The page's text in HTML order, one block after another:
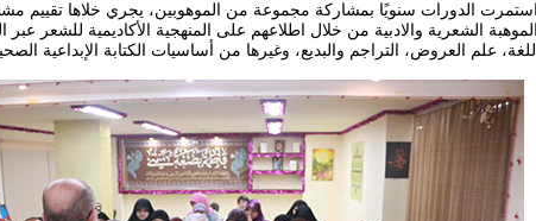
استمرت الدورات سنويًا بمشاركة مجموعة من الموهوبين، يجري خلاها تقييم
الموهبة الشعرية والادبية من خلال اطلاعهم على المنهجية الأكاديمية للشعر عبر
اللغة، علم العروض، التراجم والبديع، وغيرها من أساسيات الكتابة الإبداعية